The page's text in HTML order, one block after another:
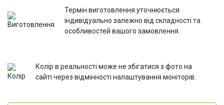
Термін виготовлення уточнюється
індивідуально залежно від складності та
особливостей вашого замовлення.
Колір в реальності може не збігатися з фото на
сайті через відмінності налаштування моніторів.